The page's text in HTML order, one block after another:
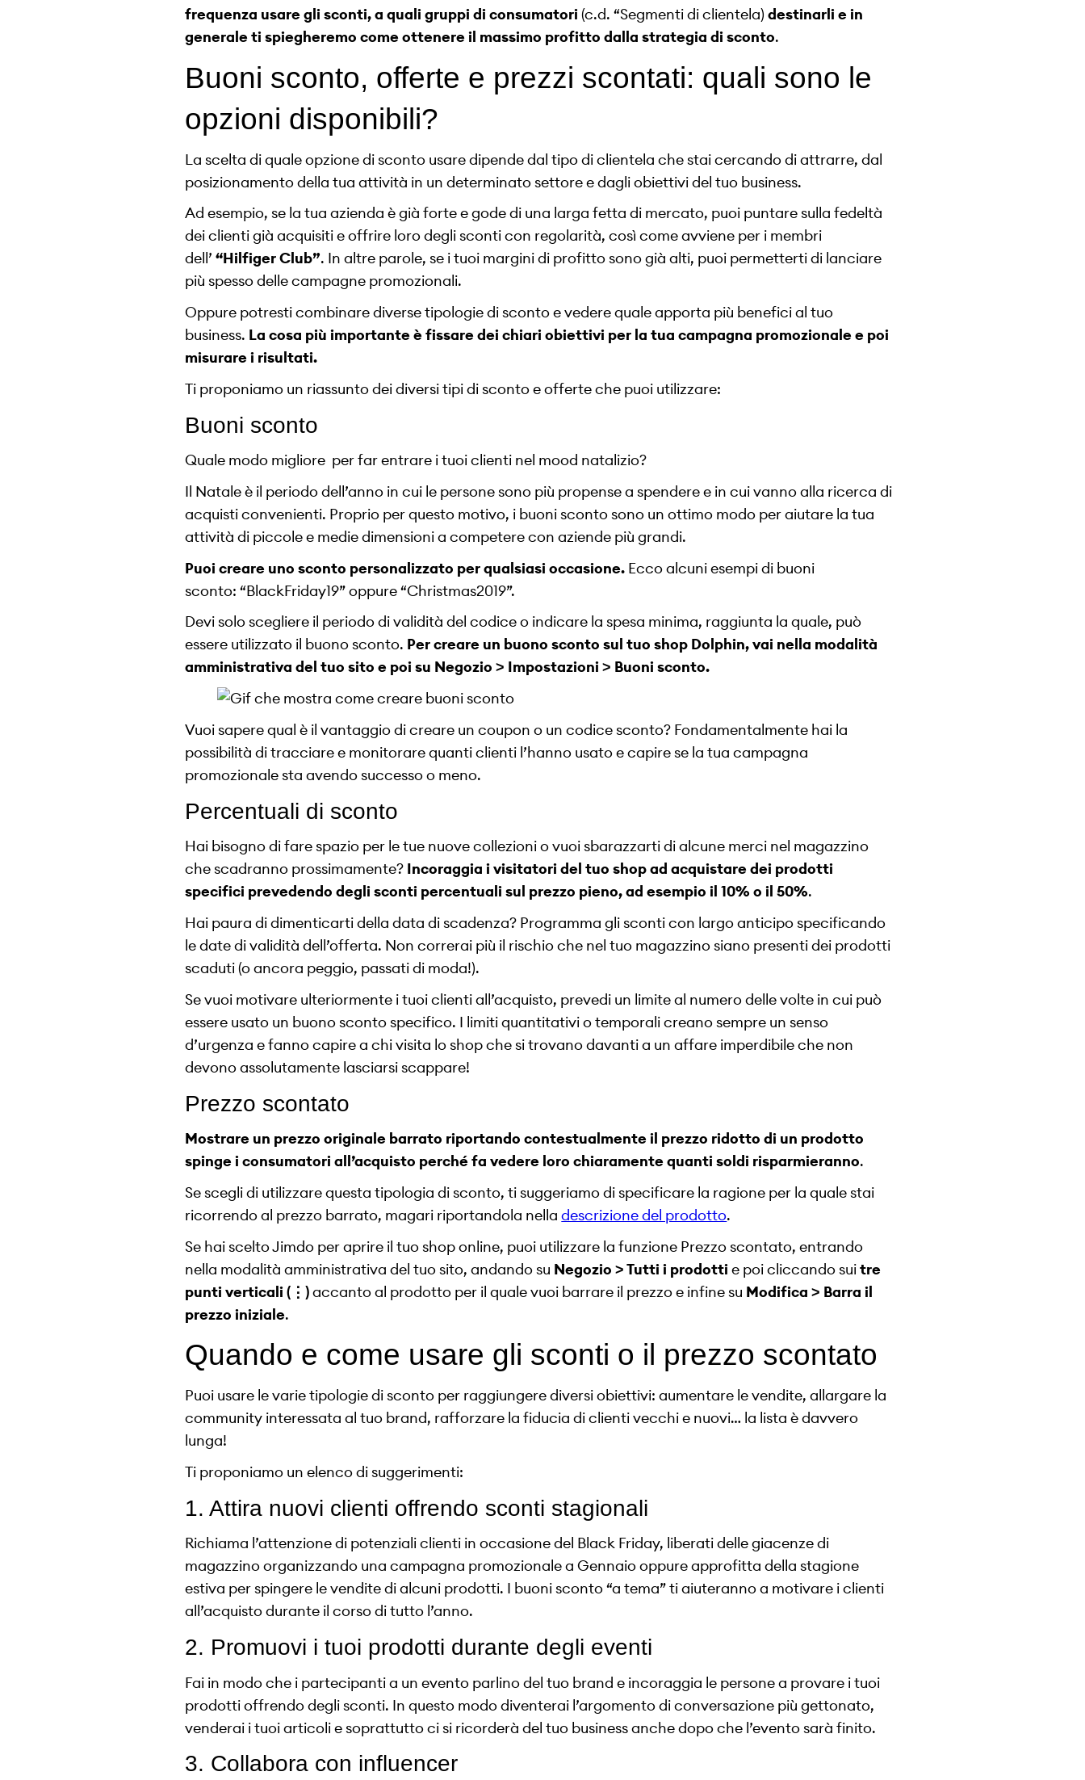
frequenza usare gli sconti, a quali gruppi di consumatori(c.d. “Segmenti di clientela)destinarli e in
generale ti spiegheremo come ottenere il massimo profitto dalla strategia di sconto.
Buoni sconto, offerte e prezzi scontati: quali sono le
opzioni disponibili?
La scelta di quale opzione di sconto usare dipende dal tipo di clientela che stai cercando di attrarre, dal
posizionamento della tua attività in un determinato settore e dagli obiettivi del tuo business.
Ad esempio, se la tua azienda è già forte e gode di una larga fetta di mercato, puoi puntare sulla fedeltà
dei clienti già acquisiti e offrire loro degli sconti con regolarità, così come avviene per i membri
dell’“Hilfiger Club”. In altre parole, se i tuoi margini di profitto sono già alti, puoi permetterti di lanciare
più spesso delle campagne promozionali.
Oppure potresti combinare diverse tipologie di sconto e vedere quale apporta più benefici al tuo
business. La cosa più importante è fissare dei chiari obiettivi per la tua campagna promozionale e poi
misurare i risultati.
Ti proponiamo un riassunto dei diversi tipi di sconto e offerte che puoi utilizzare:
Buoni sconto
Quale modo migliore per far entrare i tuoi clienti nel mood natalizio?
Il Natale è il periodo dell’anno in cui le persone sono più propense a spendere e in cui vanno alla ricerca di
acquisti convenienti. Proprio per questo motivo, i buoni sconto sono un ottimo modo per aiutare la tua
attività di piccole e medie dimensioni a competere con aziende più grandi.
Puoi creare uno sconto personalizzato per qualsiasi occasione. Ecco alcuni esempi di buoni
sconto: “BlackFriday19” oppure “Christmas2019”.
Devi solo scegliere il periodo di validità del codice o indicare la spesa minima, raggiunta la quale, può
essere utilizzato il buono sconto. Per creare un buono sconto sul tuo shop Dolphin, vai nella modalità
amministrativa del tuo sito e poi su Negozio > Impostazioni > Buoni sconto.
Vuoi sapere qual è il vantaggio di creare un coupon o un codice sconto? Fondamentalmente hai la
possibilità di tracciare e monitorare quanti clienti l’hanno usato e capire se la tua campagna
promozionale sta avendo successo o meno.
Percentuali di sconto
Hai bisogno di fare spazio per le tue nuove collezioni o vuoi sbarazzarti di alcune merci nel magazzino
che scadranno prossimamente? Incoraggia i visitatori del tuo shop ad acquistare dei prodotti
specifici prevedendo degli sconti percentuali sul prezzo pieno, ad esempio il 10% o il 50%.
Hai paura di dimenticarti della data di scadenza? Programma gli sconti con largo anticipo specificando
le date di validità dell’offerta. Non correrai più il rischio che nel tuo magazzino siano presenti dei prodotti
scaduti (o ancora peggio, passati di moda!).
Se vuoi motivare ulteriormente i tuoi clienti all’acquisto, prevedi un limite al numero delle volte in cui può
essere usato un buono sconto specifico. I limiti quantitativi o temporali creano sempre un senso
d’urgenza e fanno capire a chi visita lo shop che si trovano davanti a un affare imperdibile che non
devono assolutamente lasciarsi scappare!
Prezzo scontato
Mostrare un prezzo originale barrato riportando contestualmente il prezzo ridotto di un prodotto
spinge i consumatori all’acquisto perché fa vedere loro chiaramente quanti soldi risparmieranno.
Se scegli di utilizzare questa tipologia di sconto, ti suggeriamo di specificare la ragione per la quale stai
ricorrendo al prezzo barrato, magari riportandola nelladescrizione del prodotto.
Se hai scelto Jimdo per aprire il tuo shop online, puoi utilizzare la funzione Prezzo scontato, entrando
nella modalità amministrativa del tuo sito, andando su Negozio > Tutti i prodottie poi cliccando suitre
punti verticali (⋮)accanto al prodotto per il quale vuoi barrare il prezzo e infine su Modifica > Barra il
prezzo iniziale.
Quando e come usare gli sconti o il prezzo scontato
Puoi usare le varie tipologie di sconto per raggiungere diversi obiettivi: aumentare le vendite, allargare la
community interessata al tuo brand, rafforzare la fiducia di clienti vecchi e nuovi… la lista è davvero
lunga!
Ti proponiamo un elenco di suggerimenti:
1. Attira nuovi clienti offrendo sconti stagionali
Richiama l’attenzione di potenziali clienti in occasione del Black Friday, liberati delle giacenze di
magazzino organizzando una campagna promozionale a Gennaio oppure approfitta della stagione
estiva per spingere le vendite di alcuni prodotti. I buoni sconto “a tema” ti aiuteranno a motivare i clienti
all’acquisto durante il corso di tutto l’anno.
2. Promuovi i tuoi prodotti durante degli eventi
Fai in modo che i partecipanti a un evento parlino del tuo brand e incoraggia le persone a provare i tuoi
prodotti offrendo degli sconti. In questo modo diventerai l’argomento di conversazione più gettonato,
venderai i tuoi articoli e soprattutto ci si ricorderà del tuo business anche dopo che l’evento sarà finito.
3. Collabora con influencer